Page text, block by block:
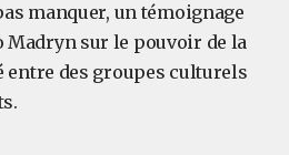
manquer, un témoignage
Madryn sur le pouvoir de la
entre des groupes culturels